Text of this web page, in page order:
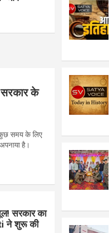
सरकार के
कुछ समय के लिए
है।
सरकार का
ने शुरू की